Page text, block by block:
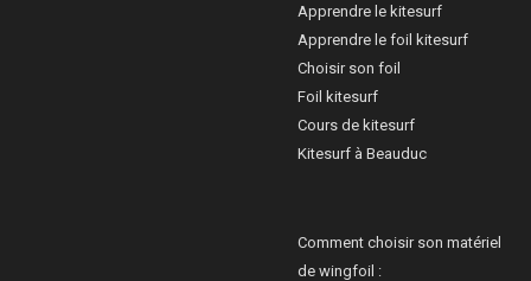
Apprendre le kitesurf
Apprendre le foil kitesurf
Choisir son foil
Foil kitesurf
Cours de kitesurf
Kitesurf à Beauduc
Comment choisir son matériel
de wingfoil :